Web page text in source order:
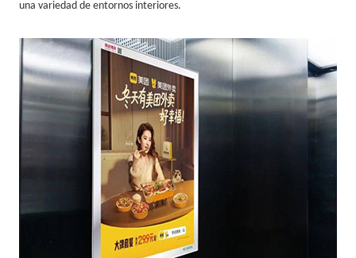
una variedad de entornos interiores.